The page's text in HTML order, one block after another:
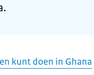
kunt doen in Ghana